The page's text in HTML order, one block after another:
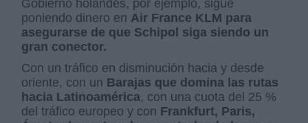
Gobierno holandés, por ejemplo, sigue
poniendo dinero en Air France KLM para
asegurarse de que Schipol siga siendo un
gran conector.
Con un tráfico en disminución hacia y desde
oriente, con un Barajas que domina las rutas
hacia Latinoamérica, con una cuota del 25 %
del tráfico europeo y con Frankfurt, Paris,